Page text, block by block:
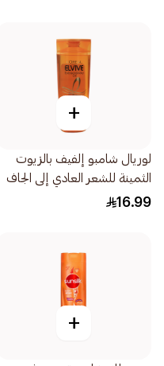
+
لوريال شامبو إلفيف بالزيوت
الثمينة للشعر العادي إلى الجاف
400مل
16.99
+